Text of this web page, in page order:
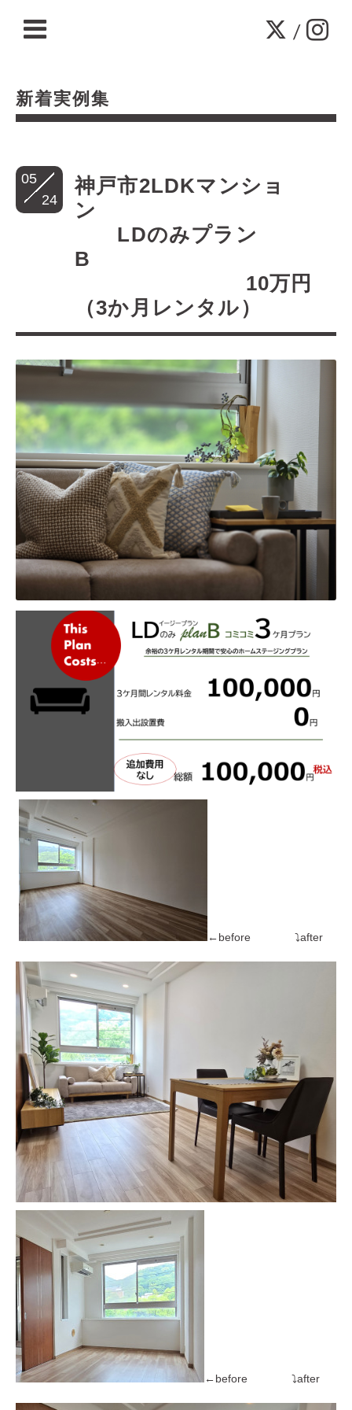
/
新着実例集
05
24
神戸市2LDKマンショ
ン
LDのみプラン
B
10万円
（3か月レンタル）
←before ⤵after
←before ⤵after